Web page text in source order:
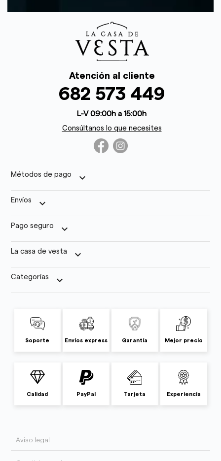
Atención al cliente
682 573 449
L-V 09:00h a 15:00h
Consúltanos lo que necesites
Métodos de pago keyboard_arrow_down
Envíos keyboard_arrow_down
Pago seguro keyboard_arrow_down
La casa de vesta keyboard_arrow_down
Categorías keyboard_arrow_down
Soporte Envíos express Garantía Mejor precio
Calidad PayPal Tarjeta Experiencia
Aviso legal